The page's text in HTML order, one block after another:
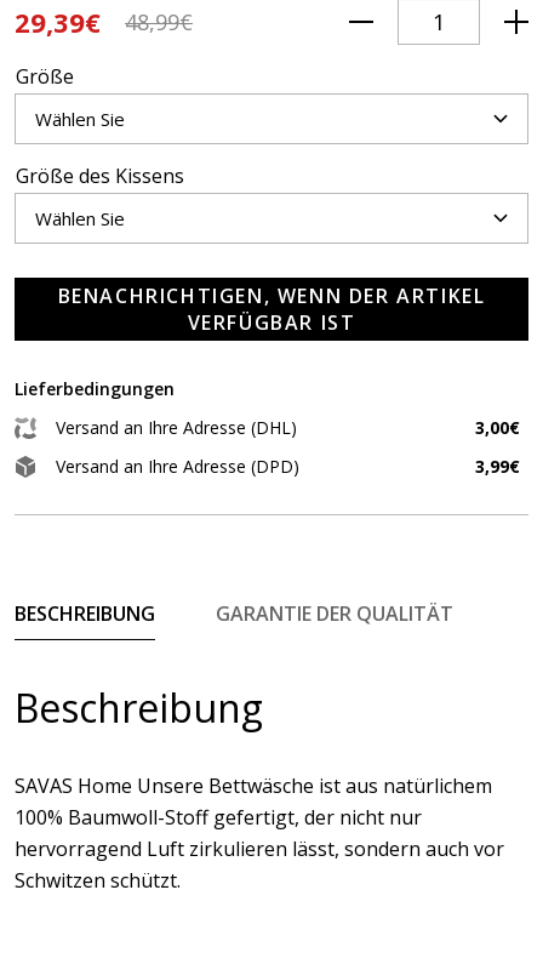
29,39€ 48,99€
Größe
Größe des Kissens
BENACHRICHTIGEN, WENN DER ARTIKEL
VERFÜGBAR IST
Lieferbedingungen
Versand an Ihre Adresse (DHL)
3,00€
Versand an Ihre Adresse (DPD)
3,99€
BESCHREIBUNG GARANTIE DER QUALITÄT
Beschreibung
SAVAS Home Unsere Bettwäsche ist aus natürlichem
100% Baumwoll-Stoff gefertigt, der nicht nur
hervorragend Luft zirkulieren lässt, sondern auch vor
Schwitzen schützt.